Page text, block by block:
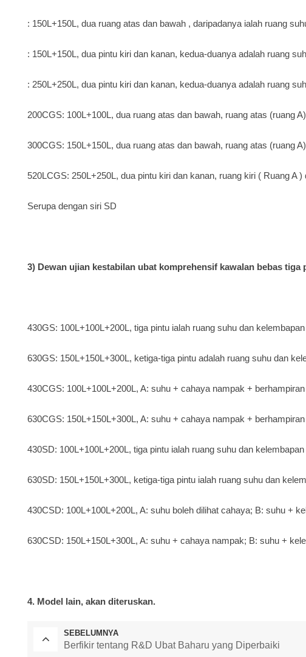
: 150L+150L, ​​dua ruangatas dan bawah , daripadanya ialah ruang
: 150L+150L, ​​dua pintu kiri dan kanan, kedua-duanya adalah ruang
: 250L+250L, dua pintu kiri dan kanan, kedua-duanya adalah ruang
200CGS: 100L+100L, dua ruang atas dan bawah, ruang atas (ruang
300CGS: 150L+150L, ​​dua ruang atas dan bawah, ruang atas (ruang
520LCGS: 250L+250L, dua pintu kiri dan kanan, ruang kiri ( RuangA )
Serupa dengan siri SD
3) Dewan ujian kestabilan ubat komprehensif kawalan bebas tiga
430GS: 100L+100L+200L, tiga pintu ialah ruang suhu dan kelembapan
630GS: 150L+150L+300L, ketiga-tiga pintu adalah ruang suhu dan
430CGS: 100L+100L+200L, A: suhu + cahaya nampak +
630CGS: 150L+150L+300L, A: suhu + cahaya nampak +
430SD: 100L+100L+200L, tiga pintu ialah ruang suhu dan kelembapan
630SD: 150L+150L+300L, ketiga-tiga pintu ialah ruang suhu dan
430CSD: 100L+100L+200L, A: suhu boleh dilihat cahaya; B: suhu +
630CSD: 150L+150L+300L, A: suhu + cahaya nampak; B: suhu +
4. Model lain, akan diteruskan.
SEBELUMNYA
Berfikir tentang R&D Ubat Baharu yang Diperbaiki